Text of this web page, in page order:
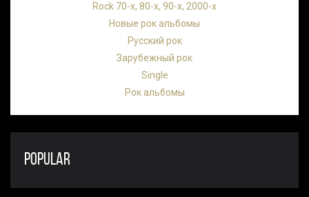
Rock 70-х, 80-х, 90-х, 2000-х
Новые рок альбомы
Русский рок
Зарубежный рок
Single
Рок альбомы
POPULAR